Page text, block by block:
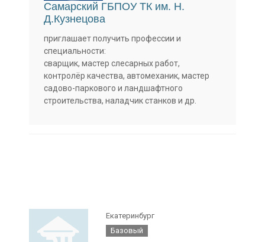
Самарский ГБПОУ ТК им. Н.
Д.Кузнецова
приглашает получить профессии и
специальности:
сварщик, мастер слесарных работ,
контролёр качества, автомеханик, мастер
садово-паркового и ландшафтного
строительства, наладчик станков и др.
Екатеринбург
Базовый